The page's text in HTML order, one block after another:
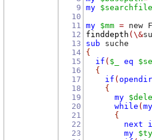
9
10
11
12
13
14
15
16
17
18
19
20
21
22
23
my
my $mm = new
finddepth (\&
sub suche
{
if ( $_ eq
{
if (
{
my
while (
{
next
my